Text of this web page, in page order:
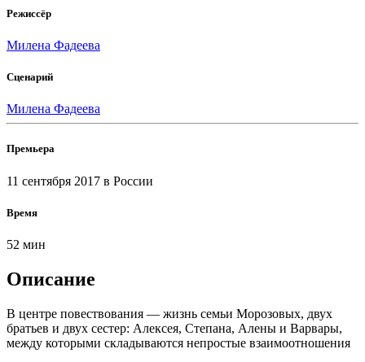
Режиссёр
Милена Фадеева
Сценарий
Милена Фадеева
Премьера
11 сентября 2017 в России
Время
52 мин
Описание
В центре повествования — жизнь семьи Морозовых, двух
братьев и двух сестер: Алексея, Степана, Алены и Варвары,
между которыми складываются непростые взаимоотношения